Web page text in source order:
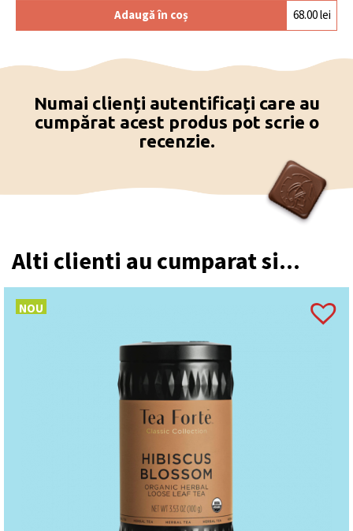
Adaugă în coș 68.00lei
Numai clienți autentificați care au
cumpărat acest produs pot scrie o
recenzie.
Alti clienti au cumparat si...
NOU